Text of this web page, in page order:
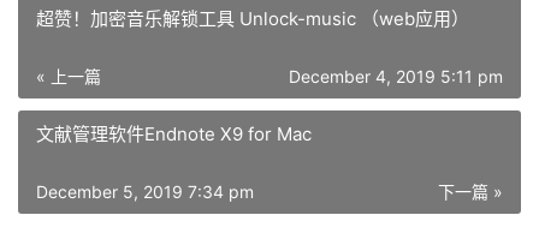
超赞！加密音乐解锁工具 Unlock-music （web应用）
« 上一篇 December 4, 2019 5:11 pm
文献管理软件Endnote X9 for Mac
下一篇 »
December 5, 2019 7:34 pm